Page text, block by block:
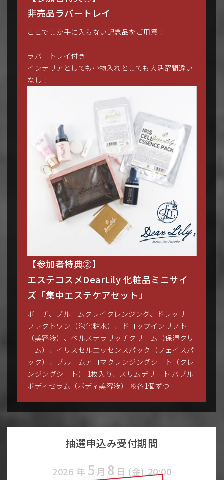
非売品ラバートレイ
ここでしか手に入らない記念品をご用意！
ラバートレイ付き
インテリアとしても小物入れとしても大活躍間違い
なし！
【参加者特典②】
エステコスメDearLily 化粧品ミニサイ
ズ「集中エステケアセット」
ポーチ、ブルームクレイクレンジング、ドレッサー
ファクトワン（泡化粧水）、ドロップインリフト
（美容液）、ベルステラリッチクリーム（保湿クリ
ーム）、イリスセルエッセンスパック（フェイスパ
ック）、ブルームアロマクレンジングシート（クレ
ンジングシート） ​1枚入り、スリムデリート バブル
ボディセラム（ボディ美容液） ※各1個ずつ
抽選申込み受付期間
2026 年 5 月 8 日 (金) 20:00